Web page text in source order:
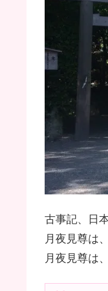
古事記、日
月夜見尊は
月夜見尊は